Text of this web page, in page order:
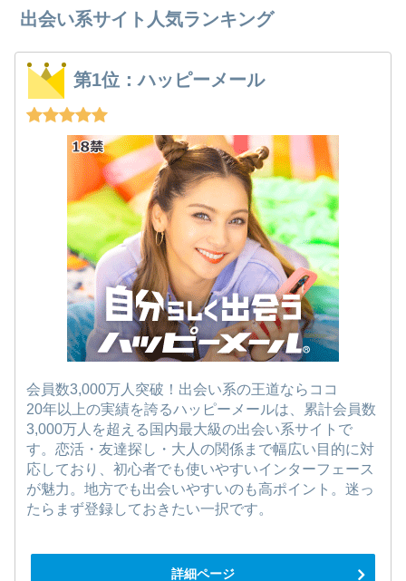
出会い系サイト人気ランキング
第1位：ハッピーメール
会員数3,000万人突破！出会い系の王道ならココ
20年以上の実績を誇るハッピーメールは、累計会員数
3,000万人を超える国内最大級の出会い系サイトで
す。恋活・友達探し・大人の関係まで幅広い目的に対
応しており、初心者でも使いやすいインターフェース
が魅力。地方でも出会いやすいのも高ポイント。迷っ
たらまず登録しておきたい一択です。
詳細ページ